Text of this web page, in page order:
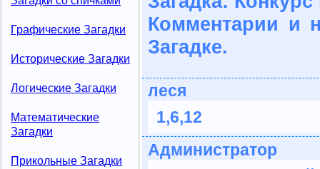
Графические Загадки
Исторические Загадки
Логические Загадки
Математические
Загадки
Прикольные Загадки
Комментарии и
Загадке.
леся
1,6,12
Администратор